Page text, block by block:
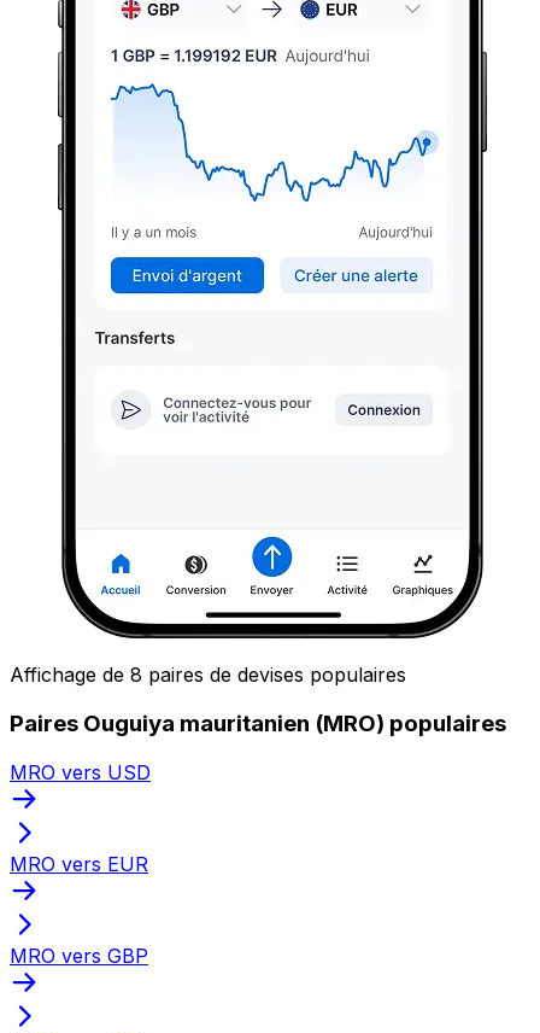
Affichage de 8 paires de devises populaires
Paires Ouguiya mauritanien (MRO) populaires
MRO vers USD
MRO vers EUR
MRO vers GBP